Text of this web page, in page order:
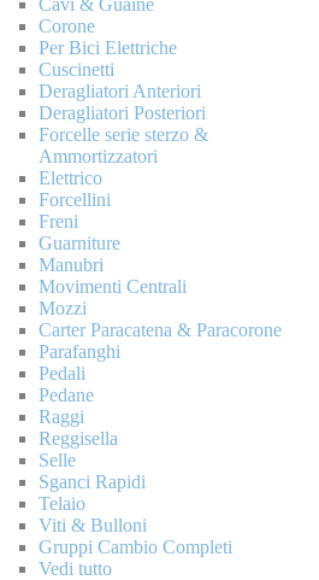
Cavi & Guaine
Corone
Per Bici Elettriche
Cuscinetti
Deragliatori Anteriori
Deragliatori Posteriori
Forcelle serie sterzo &
Ammortizzatori
Elettrico
Forcellini
Freni
Guarniture
Manubri
Movimenti Centrali
Mozzi
Carter Paracatena & Paracorone
Parafanghi
Pedali
Pedane
Raggi
Reggisella
Selle
Sganci Rapidi
Telaio
Viti & Bulloni
Gruppi Cambio Completi
Vedi tutto